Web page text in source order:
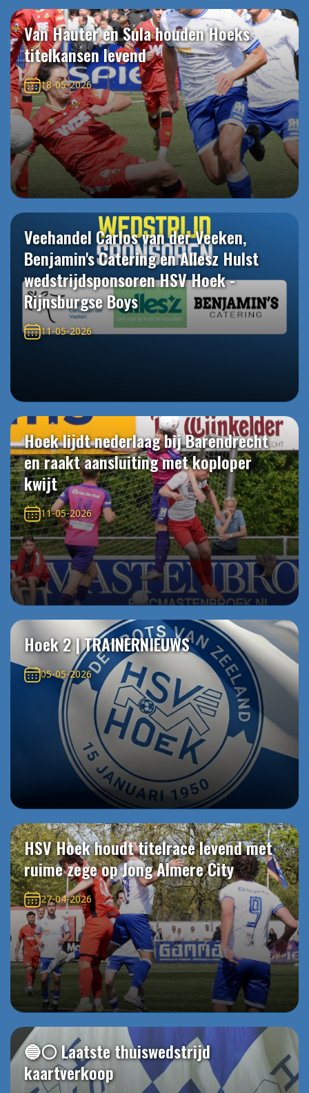
Van Hauter en Sula houden Hoeks
titelkansen levend
18-05-2026
Veehandel Carlos van der Veeken,
Benjamin's Catering en Allesz Hulst
wedstrijdsponsoren HSV Hoek -
Rijnsburgse Boys
11-05-2026
Hoek lijdt nederlaag bij Barendrecht
en raakt aansluiting met koploper
kwijt
11-05-2026
Hoek 2 | TRAINERNIEUWS
05-05-2026
HSV Hoek houdt titelrace levend met
ruime zege op Jong Almere City
27-04-2026
🔵⚪️ Laatste thuiswedstrijd
kaartverkoop